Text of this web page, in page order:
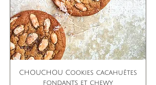
CHOUCHOU Cookies cacahuètes
fondants et chewy